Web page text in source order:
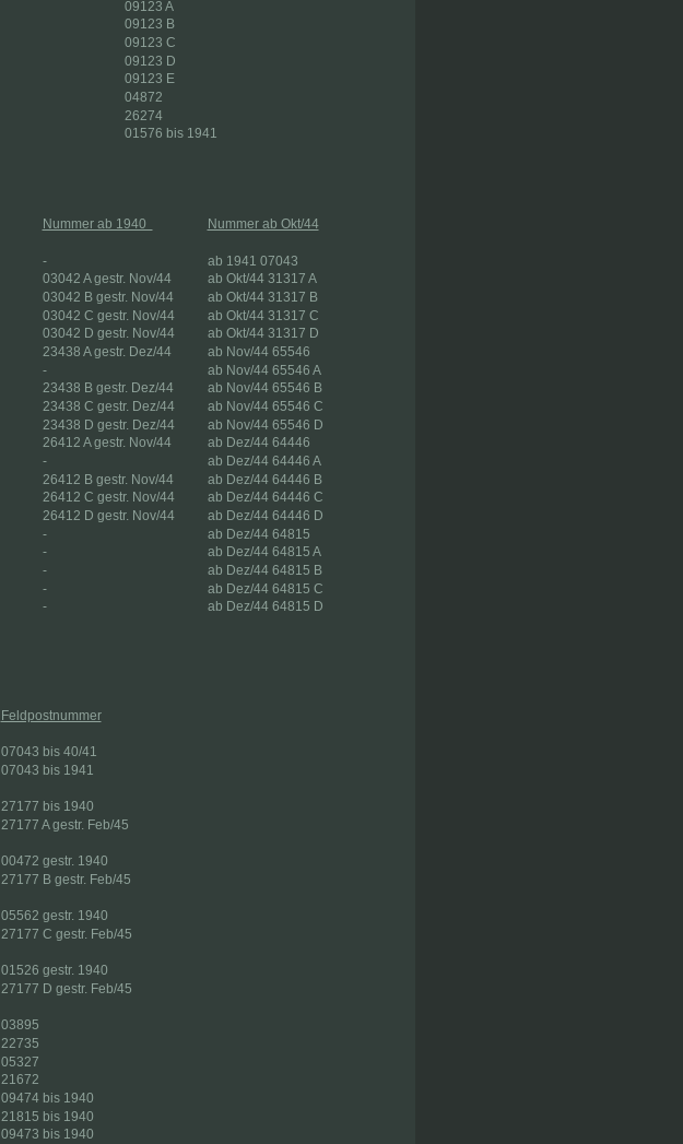
09123 A
09123 B
09123 C
09123 D
09123 E
04872
26274
01576 bis 1941
Nummer ab 1940 Nummer ab Okt/44
-
ab 1941 07043
03042 A gestr. Nov/44
ab Okt/44 31317 A
03042 B gestr. Nov/44
ab Okt/44 31317 B
03042 C gestr. Nov/44
ab Okt/44 31317 C
03042 D gestr. Nov/44
ab Okt/44 31317 D
23438 A gestr. Dez/44
ab Nov/44 65546
-
ab Nov/44 65546 A
23438 B gestr. Dez/44
ab Nov/44 65546 B
23438 C gestr. Dez/44
ab Nov/44 65546 C
23438 D gestr. Dez/44
ab Nov/44 65546 D
26412 A gestr. Nov/44
ab Dez/44 64446
-
ab Dez/44 64446 A
26412 B gestr. Nov/44
ab Dez/44 64446 B
26412 C gestr. Nov/44
ab Dez/44 64446 C
26412 D gestr. Nov/44
ab Dez/44 64446 D
-
ab Dez/44 64815
-
ab Dez/44 64815 A
-
ab Dez/44 64815 B
-
ab Dez/44 64815 C
- ab Dez/44 64815 D
Feldpostnummer
07043 bis 40/41
07043 bis 1941
27177 bis 1940
27177 A gestr. Feb/45
00472 gestr. 1940
27177 B gestr. Feb/45
05562 gestr. 1940
27177 C gestr. Feb/45
01526 gestr. 1940
27177 D gestr. Feb/45
03895
22735
05327
21672
09474 bis 1940
21815 bis 1940
09473 bis 1940